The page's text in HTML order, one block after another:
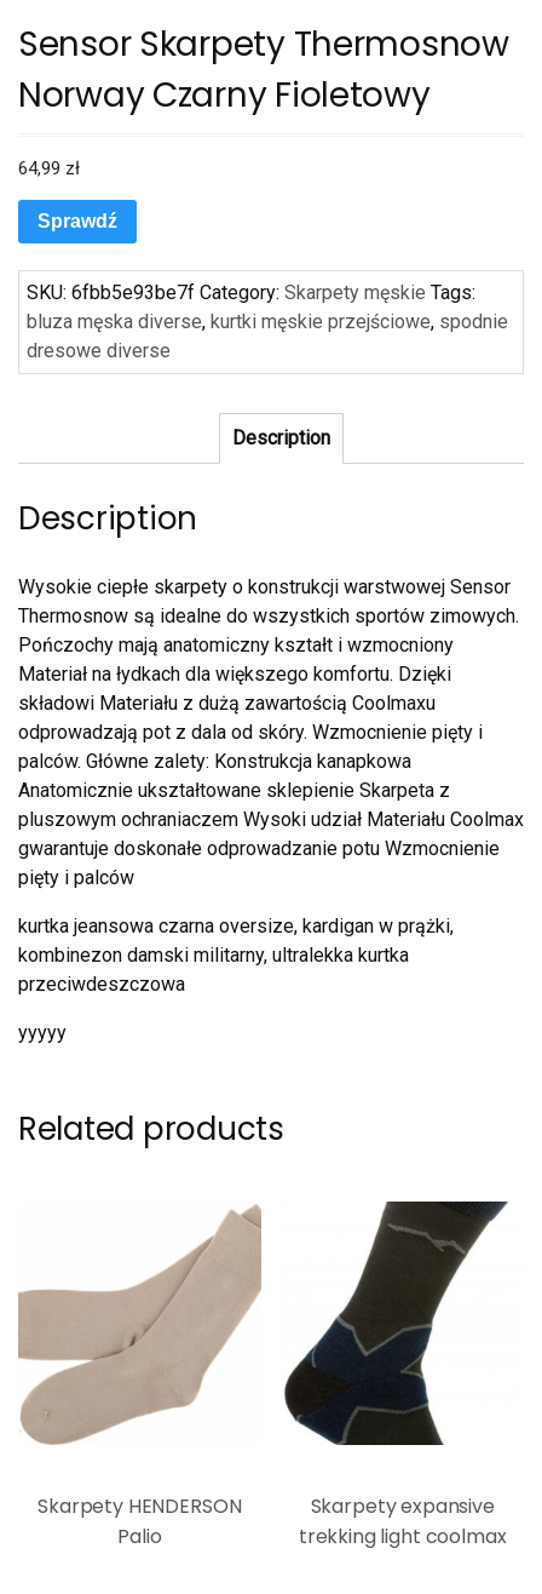
Sensor Skarpety Thermosnow
Norway Czarny Fioletowy
64,99 zł
Sprawdź
SKU: 6fbb5e93be7f Category: Skarpety męskie Tags:
bluza męska diverse, kurtki męskie przejściowe, spodnie
dresowe diverse
Description
Description
Wysokie ciepłe skarpety o konstrukcji warstwowej Sensor
Thermosnow są idealne do wszystkich sportów zimowych.
Pończochy mają anatomiczny kształt i wzmocniony
Materiał na łydkach dla większego komfortu. Dzięki
składowi Materiału z dużą zawartością Coolmaxu
odprowadzają pot z dala od skóry. Wzmocnienie pięty i
palców. Główne zalety: Konstrukcja kanapkowa
Anatomicznie ukształtowane sklepienie Skarpeta z
pluszowym ochraniaczem Wysoki udział Materiału Coolmax
gwarantuje doskonałe odprowadzanie potu Wzmocnienie
pięty i palców
kurtka jeansowa czarna oversize, kardigan w prążki,
kombinezon damski militarny, ultralekka kurtka
przeciwdeszczowa
yyyyy
Related products
Skarpety HENDERSON
Palio
Skarpety expansive
trekking light coolmax